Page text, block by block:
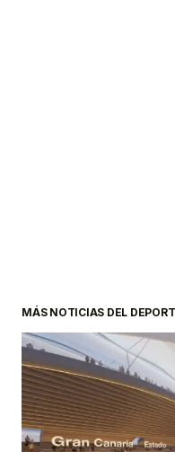
MÁS NOTICIAS DEL